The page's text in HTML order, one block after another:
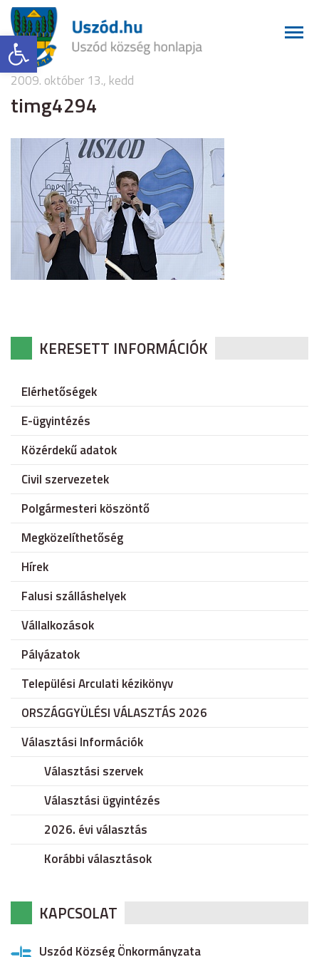
Eszköztár megnyitása
2009. október 13., kedd
timg4294
KERESETT INFORMÁCIÓK
Elérhetőségek
E-ügyintézés
Közérdekű adatok
Civil szervezetek
Polgármesteri köszöntő
Megközelíthetőség
Hírek
Falusi szálláshelyek
Vállalkozások
Pályázatok
Települési Arculati kézikönyv
ORSZÁGGYÜLÉSI VÁLASZTÁS 2026
Választási Információk
Választási szervek
Választási ügyintézés
2026. évi választás
Korábbi választások
KAPCSOLAT
Uszód Község Önkormányzata